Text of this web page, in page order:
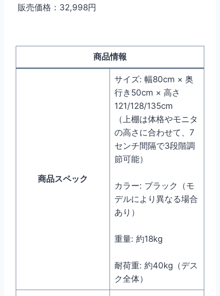
販売価格：32,998円
商品情報
商品スペック
サイズ: 幅80cm × 奥
行き50cm × 高さ
121/128/135cm
（上棚は体格やモニタ
の高さに合わせて、7
センチ間隔で3段階調
節可能）
カラー: ブラック（モ
デルにより異なる場合
あり）
重量: 約18kg
耐荷重: 約40kg（デス
ク全体）